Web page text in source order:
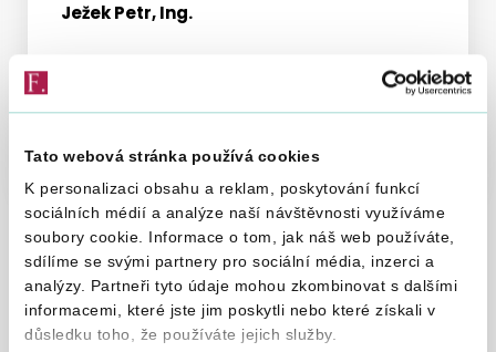
Tato webová stránka používá cookies
K personalizaci obsahu a reklam, poskytování funkcí
sociálních médií a analýze naší návštěvnosti využíváme
soubory cookie. Informace o tom, jak náš web používáte,
sdílíme se svými partnery pro sociální média, inzerci a
analýzy. Partneři tyto údaje mohou zkombinovat s dalšími
informacemi, které jste jim poskytli nebo které získali v
důsledku toho, že používáte jejich služby.
Ježek Petr, Ing.
informací